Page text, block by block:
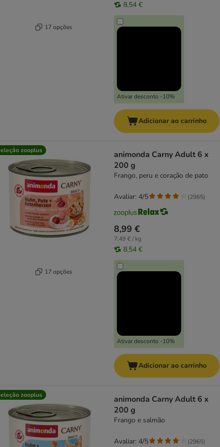
17 opções
8,54 €
Ativar desconto -10%
Adicionar ao carrinho
zooplus
17 opções
animonda Carny Adult 6 x
200 g
Frango, peru e coração de pato
8,99 €
7,49 € / kg
8,54 €
Ativar desconto -10%
Avaliar: 4/5 (2965)
Adicionar ao carrinho
zooplus
animonda Carny Adult 6 x
200 g
Frango e salmão
Avaliar: 4/5 (2965)